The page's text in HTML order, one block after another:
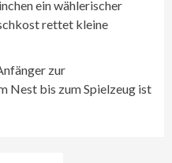
ein wählerischer
rettet kleine
zur
Nest bis zum Spielzeug ist